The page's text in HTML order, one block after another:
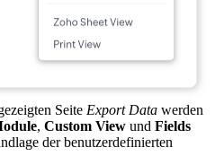
Seite Export Data werden
, Custom View und Fields
der benutzerdefinierten